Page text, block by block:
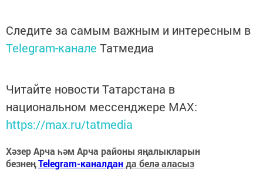
Следите за самым важным и интересным в
Telegram-канале Татмедиа
Читайте новости Татарстана в
национальном мессенджере MАХ:
https://max.ru/tatmedia
Хәзер Арча һәм Арча районы яңалыкларын
безнеңTelegram-каналданда белә аласыз